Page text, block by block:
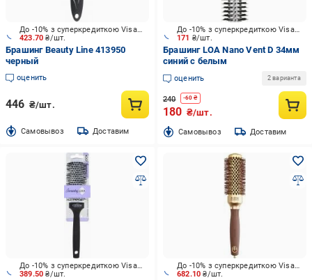
423.70₴/шт.
До -10% з суперкредиткою Visa Вигода
Брашинг Beauty Line 413950
черный
оценить
446 ₴/шт.
Cамовывоз Доставим
171 ₴/шт.
До -10% з суперкредиткою Visa Вигода
Брашинг LOA Nano Vent D 34мм
синий с белым
оценить 2 варианта
240 -60 ₴
180 ₴/шт.
Cамовывоз Доставим
389.50₴/шт.
До -10% з суперкредиткою Visa Вигода
682.10₴/шт.
До -10% з суперкредиткою Visa Вигода